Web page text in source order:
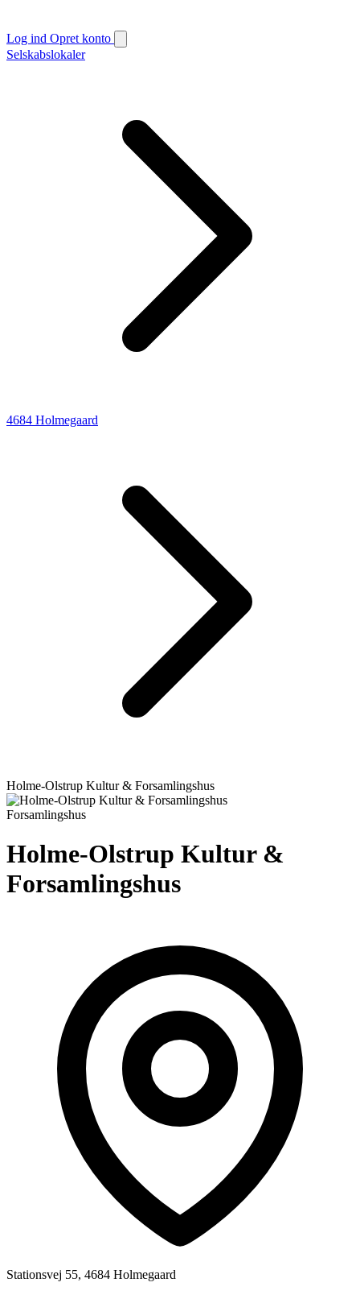
Log ind Opret konto
Selskabslokaler
4684 Holmegaard
Holme-Olstrup Kultur & Forsamlingshus
Forsamlingshus
Holme-Olstrup Kultur &
Forsamlingshus
Stationsvej 55, 4684 Holmegaard